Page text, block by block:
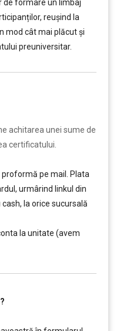
de formare un limbaj
reușind la
mod cât mai plăcut și
preuniversitar.
achitarea unei sume de
certificatului.
pe mail. Plata
urmârind linkul din
la orice sucursală
la unitate (avem